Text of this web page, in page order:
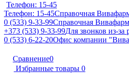
Телефон: 15-45
Телефон: 15-45Справочная
0 (533) 9-33-99Справочная Вивафарм
+373 (533) 9-33-99Для звонков из-за
0 (533) 6-22-20Офис компании
Сравнение0
Избранные товары 0